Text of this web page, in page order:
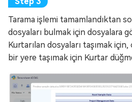
Tarama işlemi tamamlandıktan
dosyaları bulmak için dosyalara
Kurtarılan dosyaları taşımak
bir yere taşımak için Kurtar